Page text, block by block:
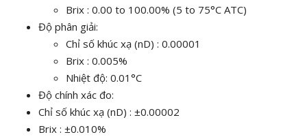
Brix : 0.00 to 100.00% (5 to 75°C ATC)
Độ phân giải:
Chỉ số khúc xạ (nD) : 0.00001
Brix : 0.005%
Nhiệt độ: 0.01°C
Độ chính xác đo:
Chỉ số khúc xạ (nD) : ±0.00002
Brix : ±0.010%